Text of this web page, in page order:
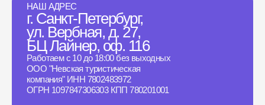
НАШ АДРЕС
г. Санкт-Петербург,
ул. Вербная, д. 27,
БЦ Лайнер, оф. 116
Работаем с 10 до 18:00 без выходных
ООО "Невская туристическая
компания" ИНН 7802483972
ОГРН 1097847306303 КПП 780201001